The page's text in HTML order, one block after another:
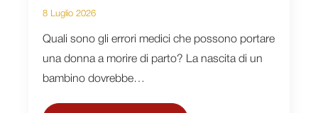
8 Luglio 2026
Quali sono gli errori medici che possono portare
una donna a morire di parto? La nascita di un
bambino dovrebbe…